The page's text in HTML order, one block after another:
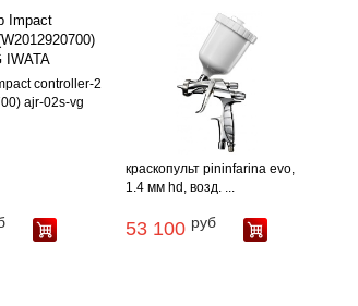
controller-2
ajr-02s-vg
краскопульт pininfarina evo,
1.4 мм hd, возд. ...
53 100 руб